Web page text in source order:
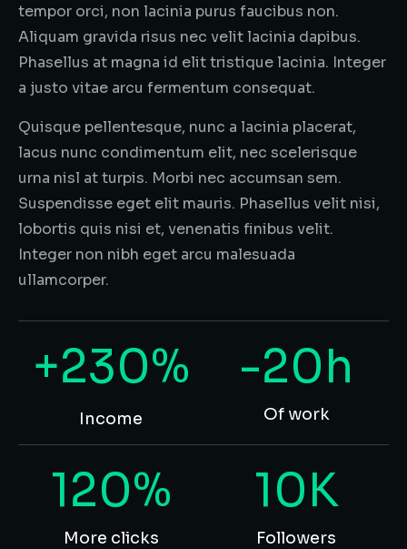
tempor orci, non lacinia purus faucibus non.
Aliquam gravida risus nec velit lacinia dapibus.
Phasellus at magna id elit tristique lacinia. Integer
a justo vitae arcu fermentum consequat.
Quisque pellentesque, nunc a lacinia placerat,
lacus nunc condimentum elit, nec scelerisque
urna nisl at turpis. Morbi nec accumsan sem.
Suspendisse eget elit mauris. Phasellus velit nisi,
lobortis quis nisi et, venenatis finibus velit.
Integer non nibh eget arcu malesuada
ullamcorper.
+230%
Income
-20h
Of work
120%
More clicks
10K
Followers